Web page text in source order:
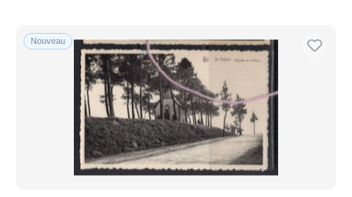
Nouveau